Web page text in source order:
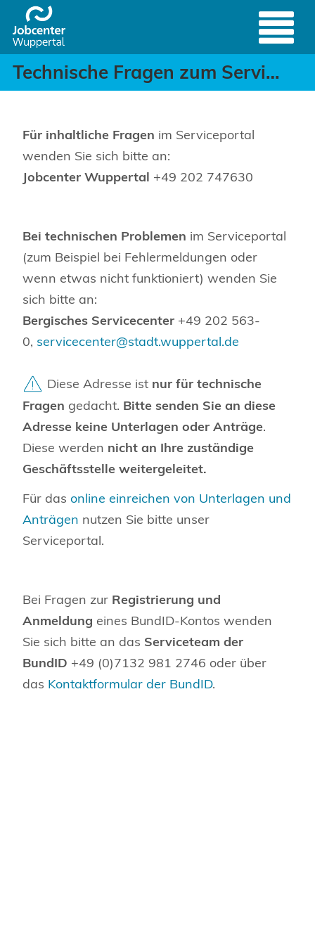
Zum Hauptinhalt springen
Technische Fragen
Header
Technische Fragen zum Serviceportal des Jobcenters
Für inhaltliche Fragen im Serviceportal
wenden Sie sich bitte an:
Jobcenter Wuppertal +49 202 747630
Bei technischen Problemen im Serviceportal
(zum Beispiel bei Fehlermeldungen oder
wenn etwas nicht funktioniert) wenden Sie
sich bitte an:
Bergisches Servicecenter +49 202 563-
0, servicecenter@stadt.wuppertal.de
Diese Adresse ist nur für technische
Fragen gedacht. Bitte senden Sie an diese
Adresse keine Unterlagen oder Anträge.
Diese werden nicht an Ihre zuständige
Geschäftsstelle weitergeleitet.
Für das online einreichen von Unterlagen und
Anträgen nutzen Sie bitte unser
Serviceportal.
Bei Fragen zur Registrierung und
Anmeldung eines BundID-Kontos wenden
Sie sich bitte an das Serviceteam der
BundID +49 (0)7132 981 2746 oder über
das Kontaktformular der BundID.